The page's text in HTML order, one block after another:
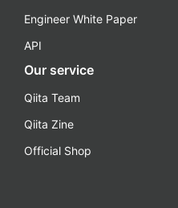
Engineer White Paper
API
Our service
Qiita Team
Qiita Zine
Official Shop